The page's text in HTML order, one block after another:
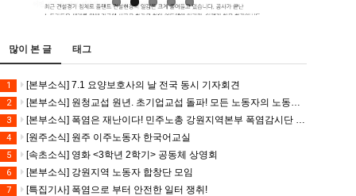
많이 본 글 태그
1 [본부소식] 7.1 요양보호사의 날 전국 동시 기자회견
2 [본부소식] 원청교섭 원년. 초기업교섭 돌파! 모든 노동자의 노동기본권 쟁취! 민주노총 7.15 총파업대회
3 [본부소식] 폭염은 재난이다! 민주노총 강원지역본부 폭염감시단 선포 기자회견
4 [원주소식] 원주 이주노동자 한국어교실
5 [속초소식] 영화 <3학년 2학기> 공동체 상영회
6 [본부소식] 강원지역 노동자 합창단 모임
7 [특집기사] 폭염으로 부터 안전한 일터 쟁취!